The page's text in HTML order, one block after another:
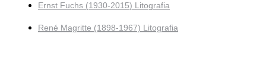
Ernst Fuchs (1930-2015) Litografia
René Magritte (1898-1967) Litografia